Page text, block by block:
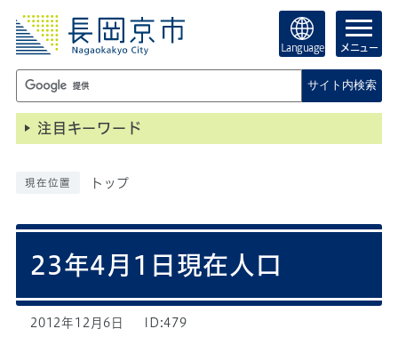
Language メニュー
サイト内検索
注目キーワード
現在位置 トップ
23年4月1日現在人口
2012年12月6日 ID:479